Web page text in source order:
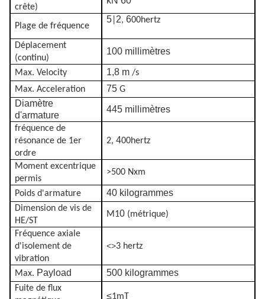
crête)
Plage de fréquence
5 |2, 600hertz
Déplacement
(continu)
100 millimètres
Max. Velocity 1,8 m /s
Max. Acceleration
75 G
Diamètre
d'armature
445 millimètres
fréquence de
résonance de 1er
ordre
2, 400hertz
Moment excentrique
permis
>500 Nxm
Poids d'armature 40 kilogrammes
Dimension de vis de
HE/ST
M10 (métrique)
Fréquence axiale
d'isolement de
vibration
<>3 hertz
Max. Payload 500 kilogrammes
Fuite de flux
≤1mT